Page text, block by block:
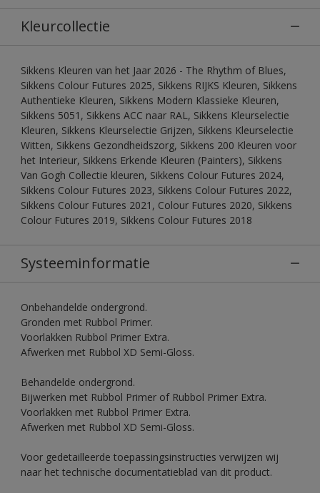
Kleurcollectie
Sikkens Kleuren van het Jaar 2026 - The Rhythm of Blues,
Sikkens Colour Futures 2025, Sikkens RIJKS Kleuren, Sikkens
Authentieke Kleuren, Sikkens Modern Klassieke Kleuren,
Sikkens 5051, Sikkens ACC naar RAL, Sikkens Kleurselectie
Kleuren, Sikkens Kleurselectie Grijzen, Sikkens Kleurselectie
Witten, Sikkens Gezondheidszorg, Sikkens 200 Kleuren voor
het Interieur, Sikkens Erkende Kleuren (Painters), Sikkens
Van Gogh Collectie kleuren, Sikkens Colour Futures 2024,
Sikkens Colour Futures 2023, Sikkens Colour Futures 2022,
Sikkens Colour Futures 2021, Colour Futures 2020, Sikkens
Colour Futures 2019, Sikkens Colour Futures 2018
Systeeminformatie
Onbehandelde ondergrond.
Gronden met Rubbol Primer.
Voorlakken Rubbol Primer Extra.
Afwerken met Rubbol XD Semi-Gloss.
Behandelde ondergrond.
Bijwerken met Rubbol Primer of Rubbol Primer Extra.
Voorlakken met Rubbol Primer Extra.
Afwerken met Rubbol XD Semi-Gloss.
Voor gedetailleerde toepassingsinstructies verwijzen wij
naar het technische documentatieblad van dit product.